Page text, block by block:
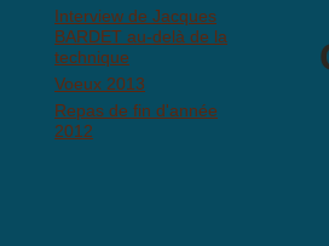
Interview de Jacques
BARDET au-delà de la
technique
Voeux 2013
Repas de fin d'année
2012